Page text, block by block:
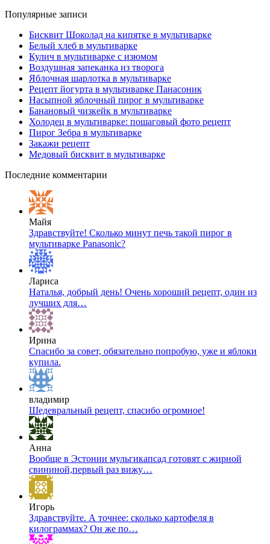
Популярные записи
Бисквит Шоколад на кипятке в мультиварке
Белый хлеб в мультиварке
Кулич в мультиварке с изюмом
Воздушная запеканка из творога
Яблочная шарлотка в мультиварке
Рецепт йогурта в мультиварке Панасоник
Насыпной яблочный пирог в мультиварке
Банановый чизкейк в мультиварке
Холодец в мультиварке: пошаговый фото рецепт
Пирог Зебра в мультиварке
Закажи рецепт
Медовый бисквит в мультиварке
Последние комментарии
Майя
Здравствуйте! Сколько минут печь такой пирог в
мультиварке Panasonic?
Лариса
Наталья, добрый день! Очень хороший рецепт, один из
лучших для…
Ирина
Спасибо за совет, обязательно попробую, уже и яблоки
купила.
владимир
Шедевральный рецепт, спасибо огромное!
Анна
Вообще в Эстонии мульгикапсад готовят с жирной
свининой,первый раз вижу…
Игорь
Здравствуйте. А точнее: сколько картофеля в
килограммах? Он же по…